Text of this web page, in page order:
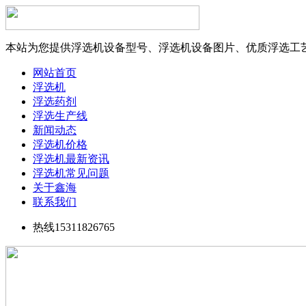
本站为您提供浮选机设备型号、浮选机设备图片、优质浮选工
网站首页
浮选机
浮选药剂
浮选生产线
新闻动态
浮选机价格
浮选机最新资讯
浮选机常见问题
关于鑫海
联系我们
热线15311826765